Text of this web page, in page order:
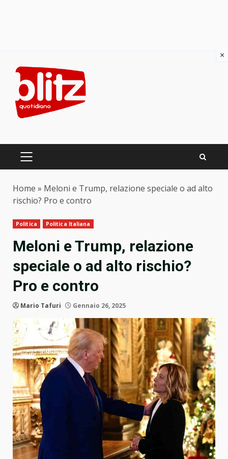
content
PRIMARY
Home » Meloni e Trump, relazione speciale o ad alto
rischio? Pro e contro
Politica Politica Italiana
Meloni e Trump, relazione
speciale o ad alto rischio?
Pro e contro
Mario Tafuri Gennaio 26, 2025
×